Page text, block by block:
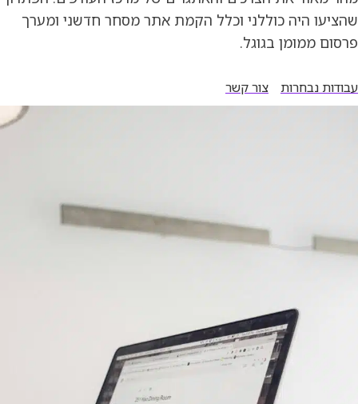
שהציעו היה כוללני וכלל הקמת אתר מסחר חדשני ומערך
פרסום ממומן בגוגל.
עבודות נבחרות צור קשר